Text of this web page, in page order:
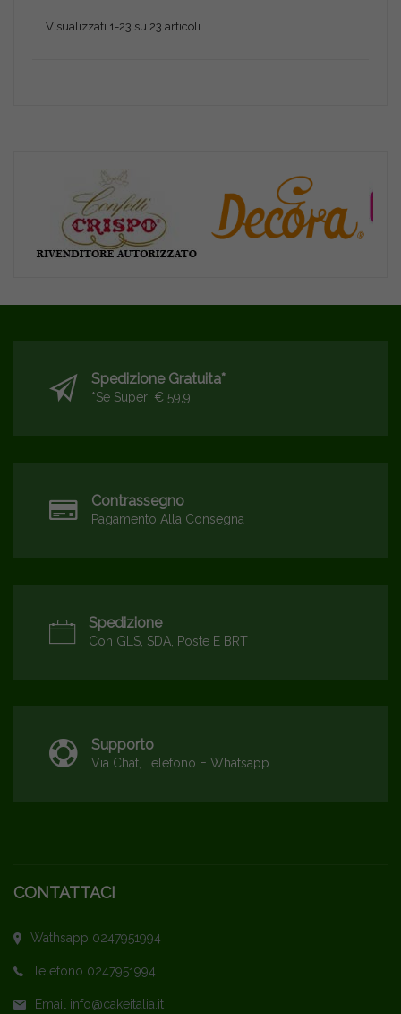
Visualizzati 1-23 su 23 articoli
Spedizione Gratuita*
*se Superi € 59,9
Contrassegno
Pagamento Alla Consegna
Spedizione
Con GLS, SDA, Poste E BRT
Supporto
Via Chat, Telefono E Whatsapp
CONTATTACI
Wathsapp 0247951994
Telefono 0247951994
Email info@cakeitalia.it